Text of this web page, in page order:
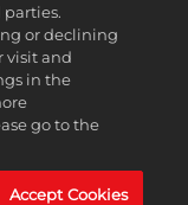
現高爾夫的持桿手
2K25》也帶來了全
效果，帶給你最逼
or declining
visit and
in the
go to the
Accept Cookies